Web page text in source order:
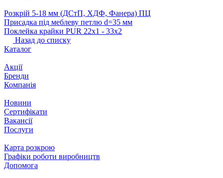
Розкрій 5‐18 мм (ДСтП, ХДФ, Фанера) ПЦ
Присадка під меблеву петлю d=35 мм
Поклейка крайки PUR 22х1 ‐ 33х2
Назад до списку
Каталог
Акції
Бренди
Компанія
Новини
Сертифікати
Вакансії
Послуги
Карта розкрою
Графіки роботи виробництв
Допомога